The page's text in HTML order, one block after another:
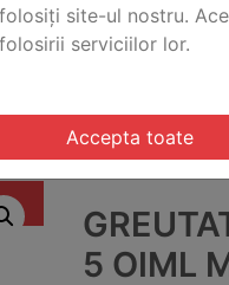
OH
5 OIML
site-ul nostru.
serviciilor lor.
Accepta toate